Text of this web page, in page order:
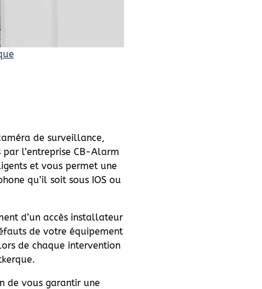
de surveillance,
l’entreprise CB-Alarm
et vous permet une
qu’il soit sous IOS ou
d’un accès installateur
de votre équipement
de chaque intervention
de vous garantir une